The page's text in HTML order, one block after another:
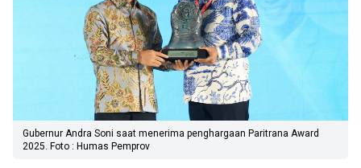
Gubernur Andra Soni saat menerima penghargaan Paritrana Award
2025. Foto : Humas Pemprov